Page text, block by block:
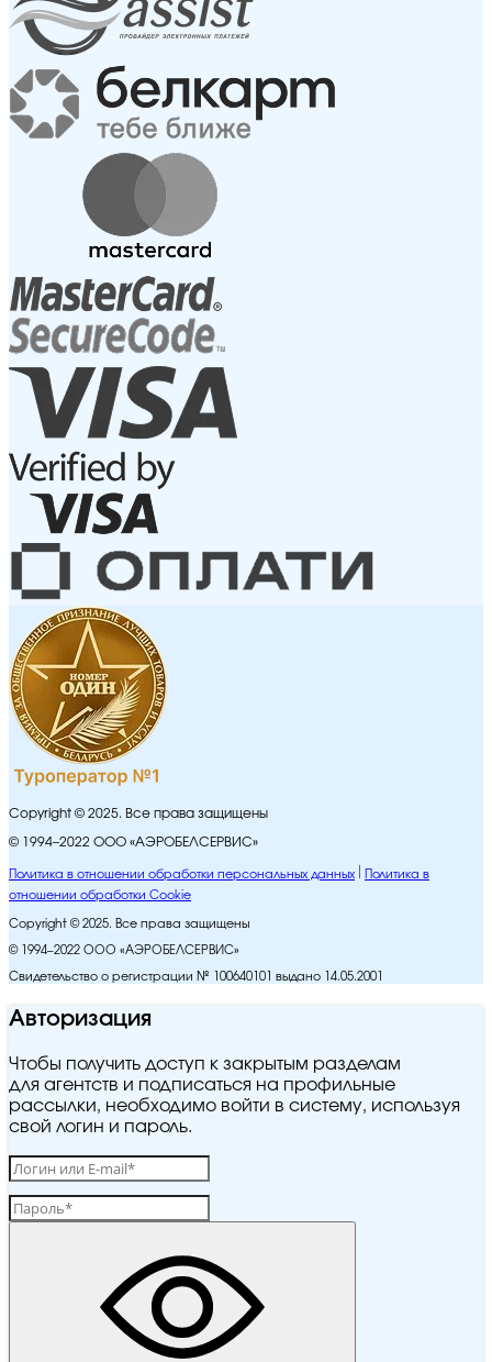
Copyright © 2025. Все права защищены
© 1994–2022 ООО «АЭРОБЕЛСЕРВИС»
Политика в отношении обработки персональных данных
Политика в
отношении обработки Cookie
Copyright © 2025. Все права защищены
© 1994–2022 ООО «АЭРОБЕЛСЕРВИС»
Свидетельство о регистрации № 100640101 выдано 14.05.2001
Авторизация
Чтобы получить доступ к закрытым разделам
для агентств и подписаться на профильные
рассылки, необходимо войти в систему, используя
свой логин и пароль.